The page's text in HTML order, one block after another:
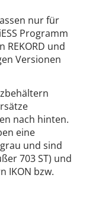
nur für
Programm
und
Versionen
nach hinten.
eine
und sind
703 ST) und
IKON bzw.